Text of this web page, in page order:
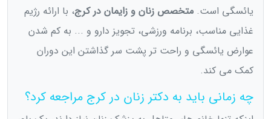
یائسگی است. متخصص زنان و زایمان در کرج، با ارائه رژیم
غذایی مناسب، برنامه ورزشی، تجویز دارو و ... به کم شدن
عوارض یائسگی و راحت تر پشت سر گذاشتن این دوران
کمک می کند.
چه زمانی باید به دکتر زنان در کرج مراجعه کرد؟